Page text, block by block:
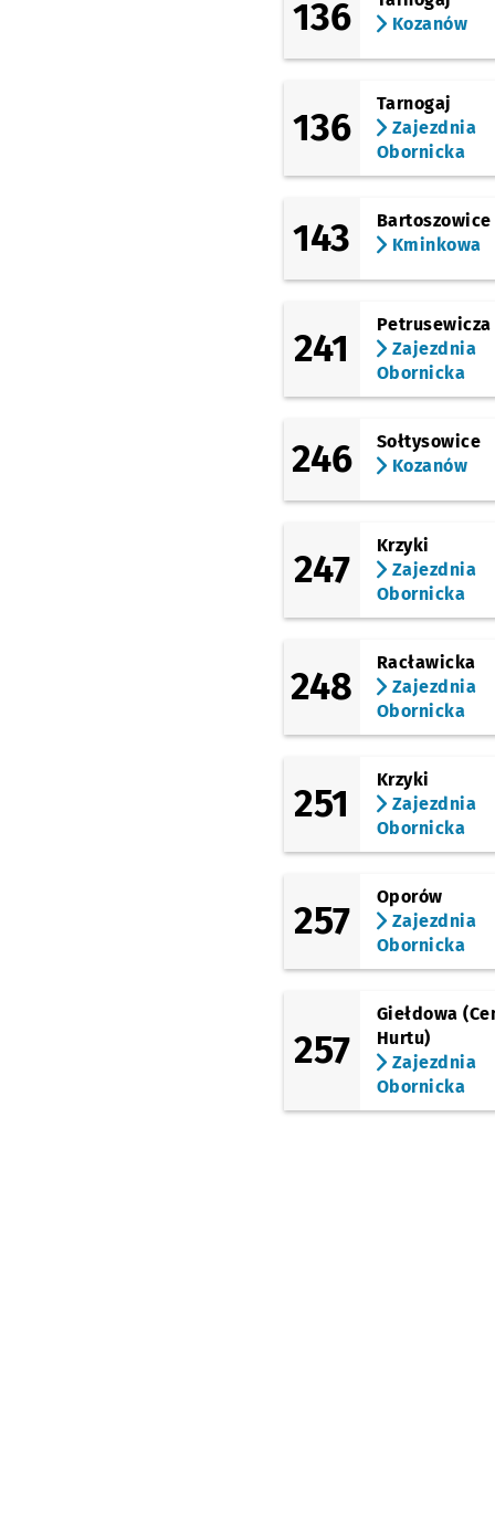
(Klecińska)
Szkocka
(TAT)
Strzegomska
Chociebuska (C. K.
Nowy Pafawag)
(Hermanowska)
(Koszalińska)
Kuźniki
(Bystrzycka)
Kolejowa)
(Bajana)
Bystrzycka
(Bajana)
Bulwar Dedala
Szybowcowa
(Lotnicza)
Park Zachodni
(Lotnicza)
Kolista
(Kozanowska)
Wiślańska
Dzielna
(Kozanowska)
Kozanów
136
Kozanów
136
Tarnogaj
Zajezdnia
Obornicka
143
Bartoszowice
Kminkowa
241
Petrusewicza
Zajezdnia
Obornicka
246
Sołtysowice
Kozanów
247
Krzyki
Zajezdnia
Obornicka
248
Racławicka
Zajezdnia
Obornicka
251
Krzyki
Zajezdnia
Obornicka
257
Oporów
Zajezdnia
Obornicka
257
Giełdowa
Hurtu)
Zajezdnia
Obornicka